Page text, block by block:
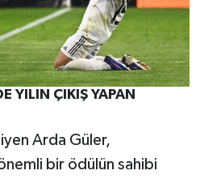
YILIN ÇIKIŞ YAPAN
Arda Güler,
bir ödülün sahibi